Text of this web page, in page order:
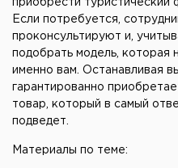
приобрести туристический
Если потребуется,
проконсультируют и,
подобрать модель, которая
именно вам. Останавливая
гарантированно
товар, который в самый
подведет.
Материалы по теме: